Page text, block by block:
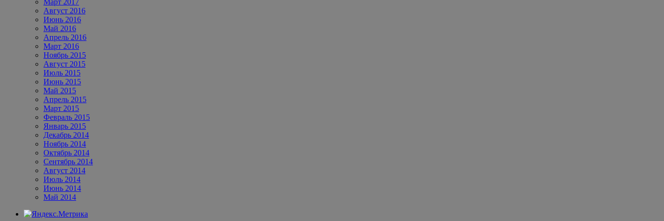
Март 2017
Август 2016
Июнь 2016
Май 2016
Апрель 2016
Март 2016
Ноябрь 2015
Август 2015
Июль 2015
Июнь 2015
Май 2015
Апрель 2015
Март 2015
Февраль 2015
Январь 2015
Декабрь 2014
Ноябрь 2014
Октябрь 2014
Сентябрь 2014
Август 2014
Июль 2014
Июнь 2014
Май 2014